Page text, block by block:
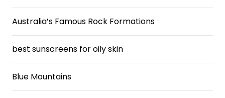
Australia’s Famous Rock Formations
best sunscreens for oily skin
Blue Mountains